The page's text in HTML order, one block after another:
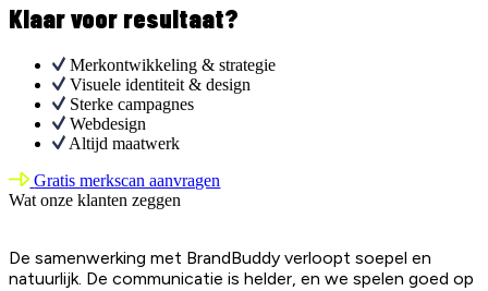
Klaar voor resultaat?
Merkontwikkeling & strategie
Visuele identiteit & design
Sterke campagnes
Webdesign
Altijd maatwerk
Gratis merkscan aanvragen
Wat onze klanten zeggen
De samenwerking met BrandBuddy verloopt soepel en
natuurlijk. De communicatie is helder, en we spelen goed op